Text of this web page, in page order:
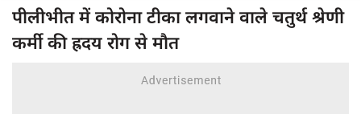
पीलीभीत में कोरोना टीका लगवाने वाले चतुर्थ श्रेणी
कर्मी की ह्रदय रोग से मौत